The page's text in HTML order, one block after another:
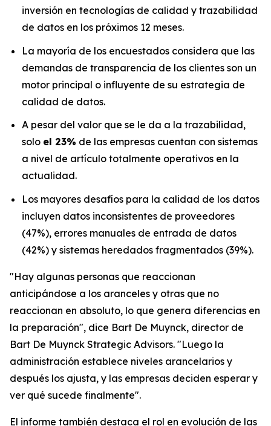
inversión en tecnologías de calidad y trazabilidad
de datos en los próximos 12 meses.
La mayoría de los encuestados considera que las
demandas de transparencia de los clientes son un
motor principal o influyente de su estrategia de
calidad de datos.
A pesar del valor que se le da a la trazabilidad,
solo el 23% de las empresas cuentan con sistemas
a nivel de artículo totalmente operativos en la
actualidad.
Los mayores desafíos para la calidad de los datos
incluyen datos inconsistentes de proveedores
(47%), errores manuales de entrada de datos
(42%) y sistemas heredados fragmentados (39%).
"Hay algunas personas que reaccionan
anticipándose a los aranceles y otras que no
reaccionan en absoluto, lo que genera diferencias en
la preparación", dice Bart De Muynck, director de
Bart De Muynck Strategic Advisors. "Luego la
administración establece niveles arancelarios y
después los ajusta, y las empresas deciden esperar y
ver qué sucede finalmente".
El informe también destaca el rol en evolución de las